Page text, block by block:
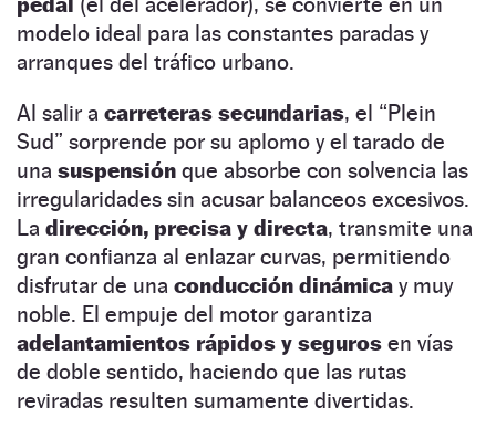
modelo ideal para las constantes paradas y
arranques del tráfico urbano.
Al salir a carreteras secundarias, el “Plein
Sud” sorprende por su aplomo y el tarado de
una suspensión que absorbe con solvencia las
irregularidades sin acusar balanceos excesivos.
La dirección, precisa y directa, transmite una
gran confianza al enlazar curvas, permitiendo
disfrutar de una conducción dinámica y muy
noble. El empuje del motor garantiza
adelantamientos rápidos y seguros en vías
de doble sentido, haciendo que las rutas
reviradas resulten sumamente divertidas.